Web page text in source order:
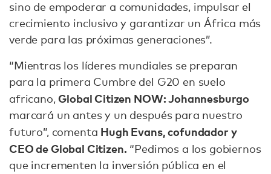
sino de empoderar a comunidades, impulsar el
crecimiento inclusivo y garantizar un África más
verde para las próximas generaciones”.
“Mientras los líderes mundiales se preparan
para la primera Cumbre del G20 en suelo
africano,Global Citizen NOW: Johannesburgo
marcará un antes y un después para nuestro
futuro”, comenta Hugh Evans, cofundador y
CEO de Global Citizen.“Pedimos a los gobiernos
que incrementen la inversión pública en el